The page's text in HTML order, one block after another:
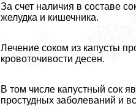
За счет наличия в составе
желудка и кишечника.
Лечение соком из капусты
кровоточивости десен.
В том числе капустный сок
простудных заболеваний и